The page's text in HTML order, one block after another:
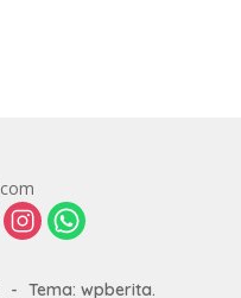
- Tema: wpberita.